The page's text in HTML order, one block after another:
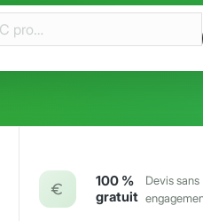
100 %
gratuit
Devis sans